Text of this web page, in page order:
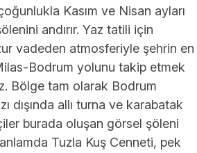
Kasım ve Nisan ayları
andırır. Yaz tatili için
vadeden atmosferiyle şehrin en
Bodrum yolunu takip etmek
Bölge tam olarak Bodrum
dışında allı turna ve karabatak
burada oluşan görsel şöleni
Tuzla Kuş Cenneti, pek